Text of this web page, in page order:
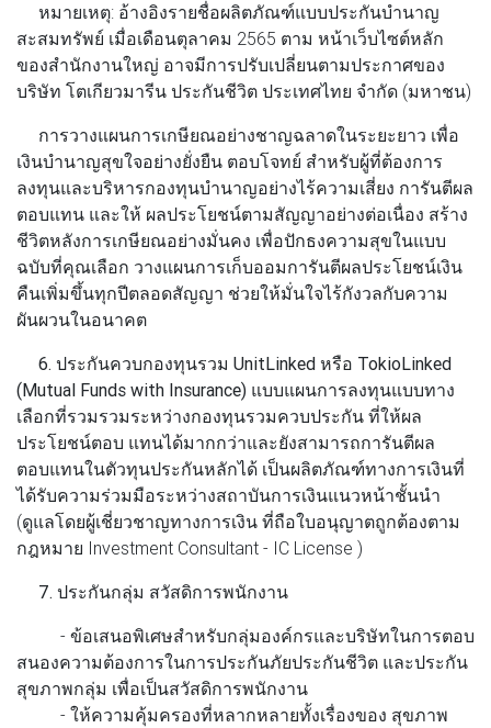
หมายเหตุ: อ้างอิงรายชื่อผลิตภัณฑ์แบบประกันบํานาญ
สะสมทรัพย์ เมื่อเดือนตุลาคม 2565 ตาม หน้าเว็บไซต์หลัก
ของสํานักงานใหญ่ อาจมีการปรับเปลี่ยนตามประกาศของ
บริษัท โตเกียวมารีน ประกันชีวิต ประเทศไทย จํากัด (มหาชน)
การวางแผนการเกษียณอย่างชาญฉลาดในระยะยาว เพื่อ
เงินบํานาญสุขใจอย่างยั่งยืน ตอบโจทย์ สําหรับผู้ที่ต้องการ
ลงทุนและบริหารกองทุนบํานาญอย่างไร้ความเสี่ยง การันตีผล
ตอบแทน และให้ ผลประโยชน์ตามสัญญาอย่างต่อเนื่อง สร้าง
ชีวิตหลังการเกษียณอย่างมั่นคง เพื่อปักธงความสุขในแบบ
ฉบับที่คุณเลือก วางแผนการเก็บออมการันตีผลประโยชน์เงิน
คืนเพิ่มขึ้นทุกปีตลอดสัญญา ช่วยให้มั่นใจไร้กังวลกับความ
ผันผวนในอนาคต
6. ประกันควบกองทุนรวม UnitLinked หรือ TokioLinked
(Mutual Funds with Insurance) แบบแผนการลงทุนแบบทาง
เลือกที่รวมรวมระหว่างกองทุนรวมควบประกัน ที่ให้ผล
ประโยชน์ตอบ แทนได้มากกว่าและยังสามารถการันตีผล
ตอบแทนในตัวทุนประกันหลักได้ เป็นผลิตภัณฑ์ทางการเงินที่
ได้รับความร่วมมือระหว่างสถาบันการเงินแนวหน้าชั้นนํา
(ดูแลโดยผู้เชี่ยวชาญทางการเงิน ที่ถือใบอนุญาตถูกต้องตาม
กฎหมาย Investment Consultant - IC License )
7. ประกันกลุ่ม สวัสดิการพนักงาน
- ข้อเสนอพิเศษสําหรับกลุ่มองค์กรและบริษัทในการตอบ
สนองความต้องการในการประกันภัยประกันชีวิต และประกัน
สุขภาพกลุ่ม เพื่อเป็นสวัสดิการพนักงาน
- ให้ความคุ้มครองที่หลากหลายทั้งเรื่องของ สุขภาพ